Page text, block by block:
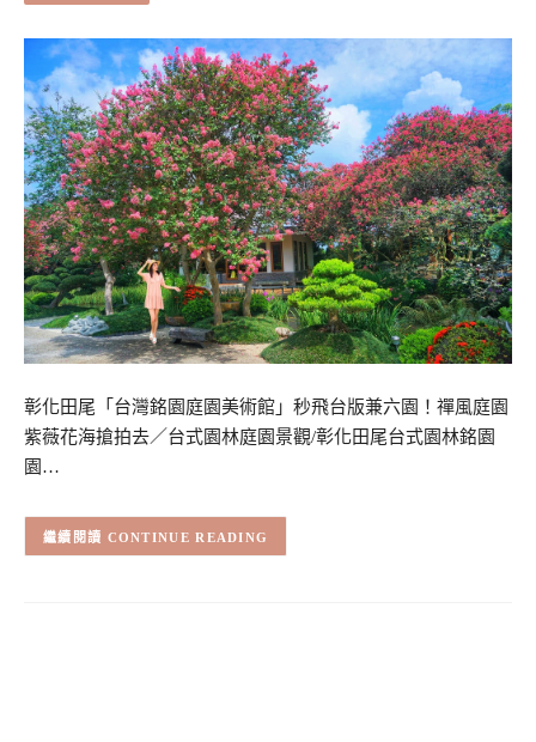
彰化田尾「台灣銘園庭園美術館」秒飛台版兼六園！禪風庭園
紫薇花海搶拍去／台式園林庭園景觀/彰化田尾台式園林銘園
園…
CONTINUE READING